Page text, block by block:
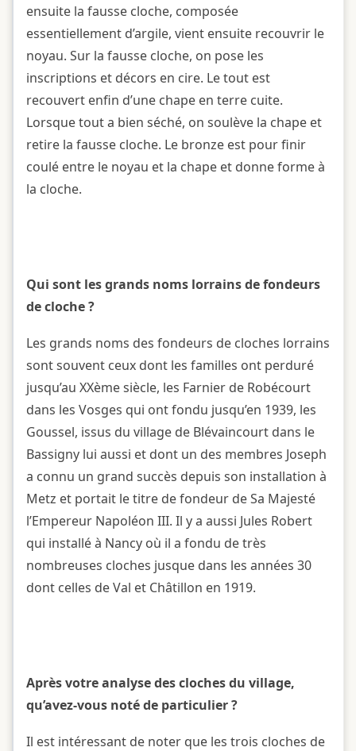
ensuite la fausse cloche, composée
essentiellement d’argile, vient ensuite recouvrir le
noyau. Sur la fausse cloche, on pose les
inscriptions et décors en cire. Le tout est
recouvert enfin d’une chape en terre cuite.
Lorsque tout a bien séché, on soulève la chape et
retire la fausse cloche. Le bronze est pour finir
coulé entre le noyau et la chape et donne forme à
la cloche.
Qui sont les grands noms lorrains de fondeurs
de cloche ?​
Les grands noms des fondeurs de cloches lorrains
sont souvent ceux dont les familles ont perduré
jusqu’au XXème siècle, les Farnier de Robécourt
dans les Vosges qui ont fondu jusqu’en 1939, les
Goussel, issus du village de Blévaincourt dans le
Bassigny lui aussi et dont un des membres Joseph
a connu un grand succès depuis son installation à
Metz et portait le titre de fondeur de Sa Majesté
l’Empereur Napoléon III. Il y a aussi Jules Robert
qui installé à Nancy où il a fondu de très
nombreuses cloches jusque dans les années 30
dont celles de Val et Châtillon en 1919.
Après votre analyse des cloches du village,
qu’avez-vous noté de particulier ?​
Il est intéressant de noter que les trois cloches de